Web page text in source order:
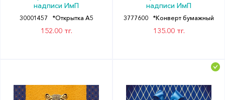
надписи ИмП
30001457 *Открытка А5
152.00 тг.
надписи ИмП
3777600 *Конверт бумажный
135.00 тг.